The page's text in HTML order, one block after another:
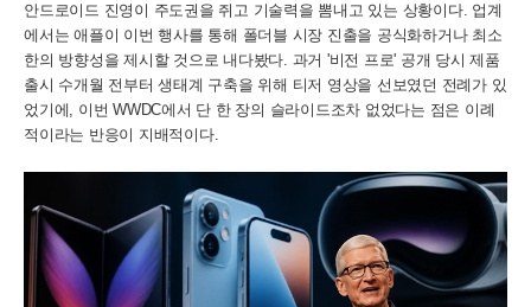
안드로이드 진영이 주도권을 쥐고 기술력을 뽐내고 있는 상황이다. 업계
에서는 애플이 이번 행사를 통해 폴더블 시장 진출을 공식화하거나 최소
한의 방향성을 제시할 것으로 내다봤다. 과거 '비전 프로' 공개 당시 제품
출시 수개월 전부터 생태계 구축을 위해 티저 영상을 선보였던 전례가 있
었기에, 이번 WWDC에서 단 한 장의 슬라이드조차 없었다는 점은 이례
적이라는 반응이 지배적이다.